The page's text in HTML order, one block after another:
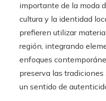
importante de la moda
cultura y la identidad
prefieren utilizar
región, integrando
enfoques
preserva las
un sentido de